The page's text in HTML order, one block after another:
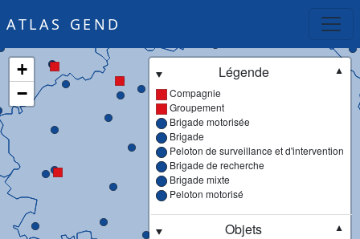
ATLAS GEND
+
−
Légende
▼
Compagnie
Groupement
Brigade motorisée
Brigade
Peloton de surveillance et d'intervention
Brigade de recherche
Brigade mixte
Peloton motorisé
Objets
▼